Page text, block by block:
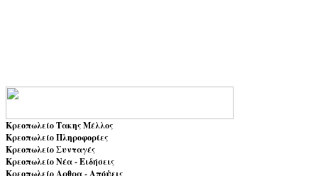
Κρεοπωλείο Τακης Μέλλος
Κρεοπωλείο Πληροφορίες
Κρεοπωλείο Συνταγές
Κρεοπωλείο Νέα - Ειδήσεις